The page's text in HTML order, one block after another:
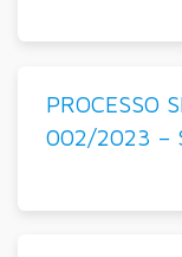
PROCESSO
002/2023 –